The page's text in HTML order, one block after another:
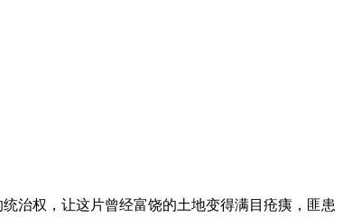
治权，让这片曾经富饶的土地变得满目疮痍，匪患